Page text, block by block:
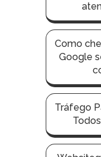
Como
Google
Tráfego